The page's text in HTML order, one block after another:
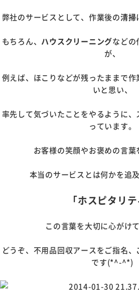
弊社のサービスとして、作業後の清掃
もちろん、 ハウスクリーニングなどの
が、
例えば、ほこりなどが残ったままで
いと思い、
率先して気づいたことをやるように
っています。
お客様の笑顔やお褒めの言葉
本当のサービスとは何かを追
「ホスピタリテ
この言葉を大切に心がけ
どうぞ、不用品回収アースをご指名
です(*^-^*)